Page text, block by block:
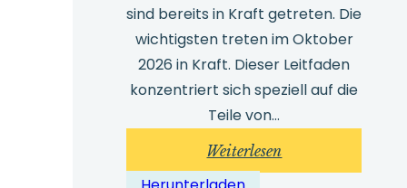
sind bereits in Kraft getreten. Die
wichtigsten treten im Oktober
2026 in Kraft. Dieser Leitfaden
konzentriert sich speziell auf die
Teile von…
Weiterlesen:
Leitfaden: